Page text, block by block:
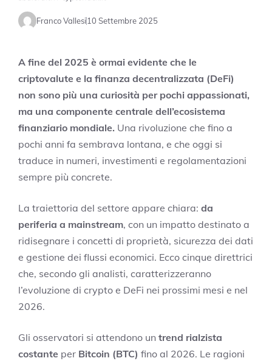
Franco Vallesi10 Settembre 2025
A fine del 2025 è ormai evidente che le
criptovalute e la finanza decentralizzata (DeFi)
non sono più una curiosità per pochi appassionati,
ma una componente centrale dell’ecosistema
finanziario mondiale. Una rivoluzione che fino a
pochi anni fa sembrava lontana, e che oggi si
traduce in numeri, investimenti e regolamentazioni
sempre più concrete.
La traiettoria del settore appare chiara: da
periferia a mainstream, con un impatto destinato a
ridisegnare i concetti di proprietà, sicurezza dei dati
e gestione dei flussi economici. Ecco cinque direttrici
che, secondo gli analisti, caratterizzeranno
l’evoluzione di crypto e DeFi nei prossimi mesi e nel
2026.
Gli osservatori si attendono un trend rialzista
costante per Bitcoin (BTC) fino al 2026. Le ragioni